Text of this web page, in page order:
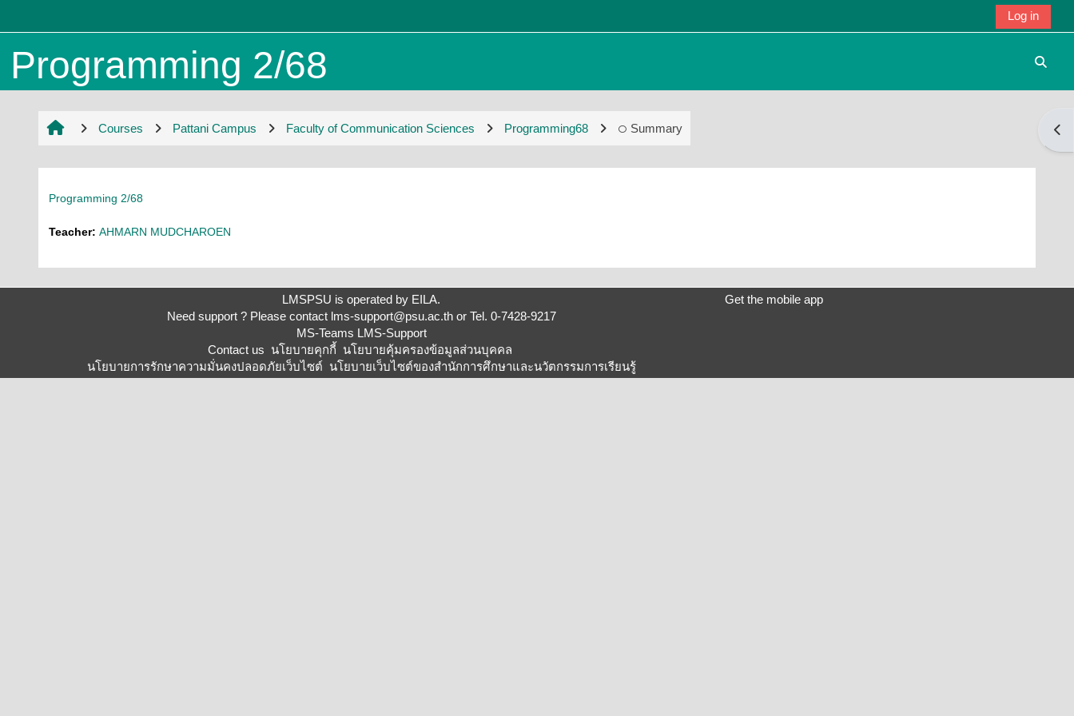
Log in
Programming 2/68
Courses Pattani Campus Faculty of Communication Sciences Programming68 Summary
Programming 2/68
Teacher:AHMARN MUDCHAROEN
LMSPSU is operated by EILA.
Need support ? Please contact lms-support@psu.ac.thor Tel. 0-7428-9217
MS-Teams LMS-Support
Contact us นโยบายคุกกี้ นโยบายคุ้มครองข้อมูลส่วนบุคคล
นโยบายการรักษาความมั่นคงปลอดภัยเว็บไซต์ นโยบายเว็บไซต์ของสำนักการศึกษาและนวัตกรรมการเรียนรู้
Get the mobile app